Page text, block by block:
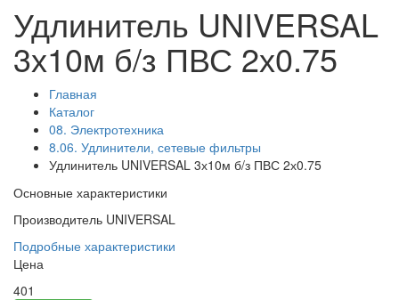
Удлинитель UNIVERSAL
3х10м б/з ПВС 2х0.75
Главная
Каталог
08. Электротехника
8.06. Удлинители, сетевые фильтры
Удлинитель UNIVERSAL 3х10м б/з ПВС 2х0.75
Основные характеристики
Производитель UNIVERSAL
Подробные характеристики
Цена
401